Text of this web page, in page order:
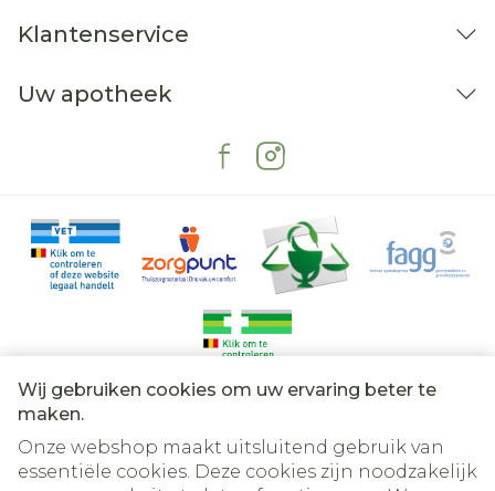
Wij gebruiken cookies om uw ervaring beter te
maken.
Onze webshop maakt uitsluitend gebruik van
essentiële cookies. Deze cookies zijn noodzakelijk
Klantenservice
Uw apotheek
Juridische links